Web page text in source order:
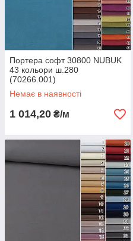
Портера софт 30800 NUBUK
43 кольори ш.280
(70266.001)
Немає в наявності
1 014,20 ₴/м